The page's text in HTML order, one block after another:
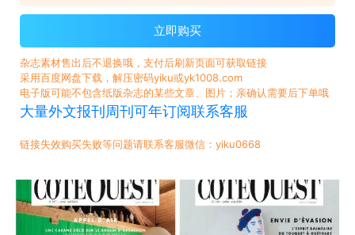
立即购买
杂志素材售出后不退换哦，支付后刷新页面可获取链接
采用百度网盘下载，解压密码yiku或yk1008.com
电子版可能不包含纸版杂志的某些文章、图片；亲确认需要后下单哦
大量外文报刊周刊可年订阅联系客服
链接失效购买失败等问题请联系客服微信：yiku0668